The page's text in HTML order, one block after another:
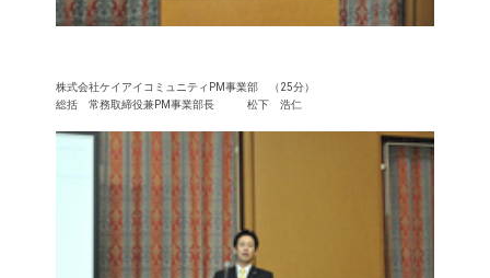
株式会社ケイアイコミュニティPM事業部 （25分）
総括 常務取締役兼PM事業部長 松下 浩仁